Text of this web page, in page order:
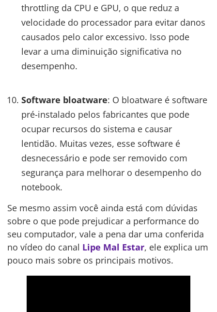
throttling da CPU e GPU, o que reduz a
velocidade do processador para evitar danos
causados pelo calor excessivo. Isso pode
levar a uma diminuição significativa no
desempenho.
Software bloatware: O bloatware é software
pré-instalado pelos fabricantes que pode
ocupar recursos do sistema e causar
lentidão. Muitas vezes, esse software é
desnecessário e pode ser removido com
segurança para melhorar o desempenho do
notebook.
Se mesmo assim você ainda está com dúvidas
sobre o que pode prejudicar a performance do
seu computador, vale a pena dar uma conferida
no vídeo do canal Lipe Mal Estar, ele explica um
pouco mais sobre os principais motivos.